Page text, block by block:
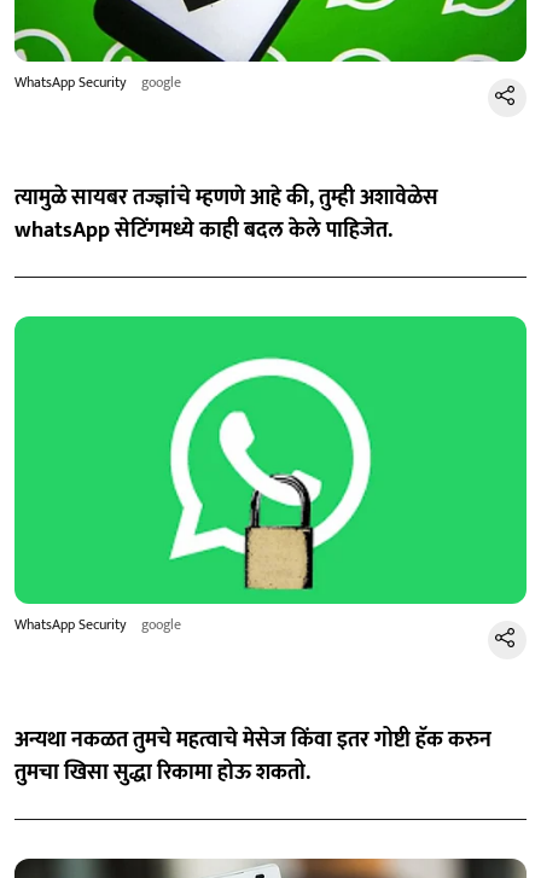
WhatsApp Security google
त्यामुळे सायबर तज्ज्ञांचे म्हणणे आहे की, तुम्ही अशावेळेस
whatsApp सेटिंगमध्ये काही बदल केले पाहिजेत.
WhatsApp Security google
अन्यथा नकळत तुमचे महत्वाचे मेसेज किंवा इतर गोष्टी हॅक करुन
तुमचा खिसा सुद्धा रिकामा होऊ शकतो.